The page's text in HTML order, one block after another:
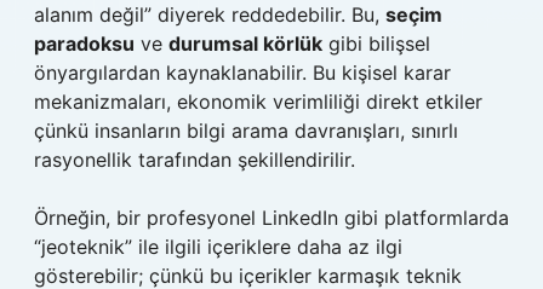
alanım değil” diyerek reddedebilir. Bu, seçim
paradoksu ve durumsal körlük gibi bilişsel
önyargılardan kaynaklanabilir. Bu kişisel karar
mekanizmaları, ekonomik verimliliği direkt etkiler
çünkü insanların bilgi arama davranışları, sınırlı
rasyonellik tarafından şekillendirilir.
Örneğin, bir profesyonel LinkedIn gibi platformlarda
“jeoteknik” ile ilgili içeriklere daha az ilgi
gösterebilir; çünkü bu içerikler karmaşık teknik